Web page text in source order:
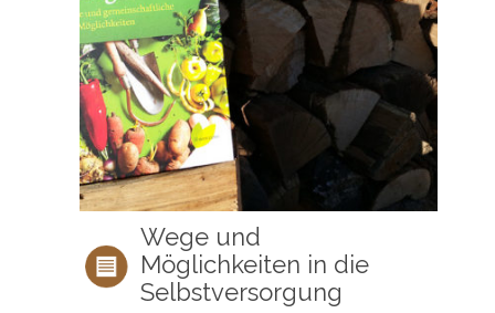
Wege und
Möglichkeiten in die
Selbstversorgung